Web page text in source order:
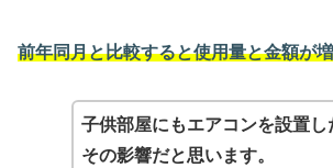
前年同月と比較すると使用量と金額が
子供部屋にもエアコンを設置し
その影響だと思います。